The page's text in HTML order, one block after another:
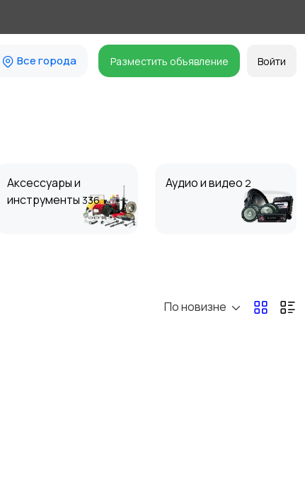
Все города Разместить объявление Войти
Аксессуары и
инструменты 336
Аудио и видео 2
По новизне